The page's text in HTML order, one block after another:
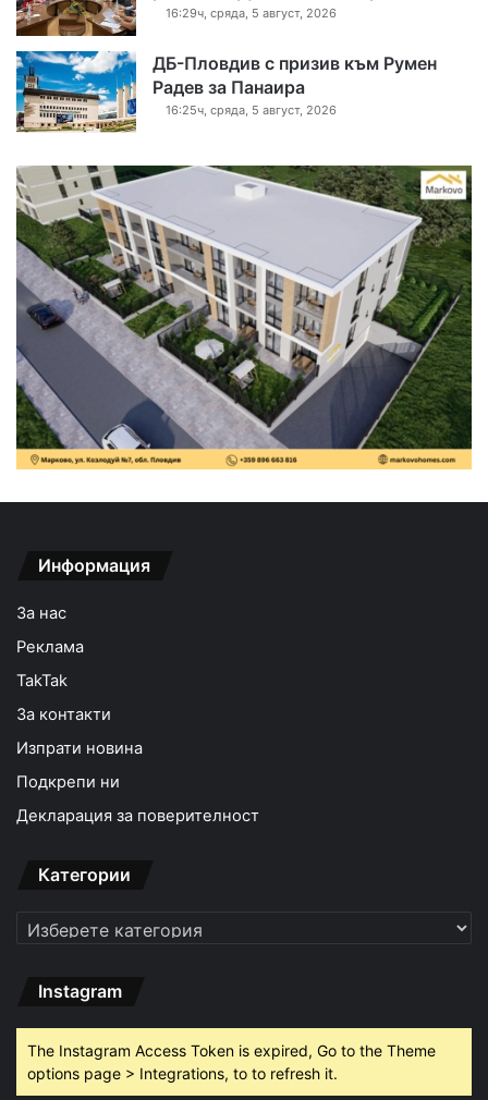
16:29ч, сряда, 5 август, 2026
ДБ-Пловдив с призив към Румен
Радев за Панаира
16:25ч, сряда, 5 август, 2026
Информация
За нас
Реклама
TakTak
За контакти
Изпрати новина
Подкрепи ни
Декларация за поверителност
Категории
Категории
Instagram
The Instagram Access Token is expired, Go to the Theme
options page > Integrations, to to refresh it.